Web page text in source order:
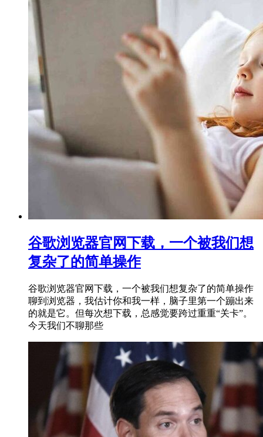
谷歌浏览器官网下载，一个被我们想
复杂了的简单操作
谷歌浏览器官网下载，一个被我们想复杂了的简单操作
聊到浏览器，我估计你和我一样，脑子里第一个蹦出来
的就是它。但每次想下载，总感觉要跨过重重“关卡”。
今天我们不聊那些